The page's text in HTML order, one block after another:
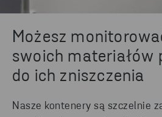
Możesz
swoich materiałów
do ich zniszczenia
Nasze kontenery są szczelnie